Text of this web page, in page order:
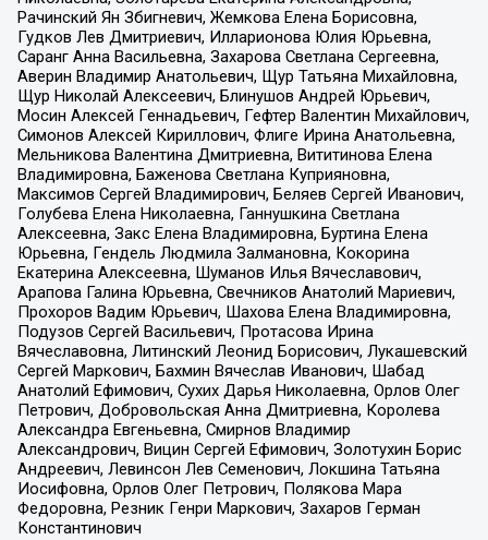
Рачинский Ян Збигневич, Жемкова Елена Борисовна,
Гудков Лев Дмитриевич, Илларионова Юлия Юрьевна,
Саранг Анна Васильевна, Захарова Светлана Сергеевна,
Аверин Владимир Анатольевич, Щур Татьяна Михайловна,
Щур Николай Алексеевич, Блинушов Андрей Юрьевич,
Мосин Алексей Геннадьевич, Гефтер Валентин Михайлович,
Симонов Алексей Кириллович, Флиге Ирина Анатольевна,
Мельникова Валентина Дмитриевна, Вититинова Елена
Владимировна, Баженова Светлана Куприяновна,
Максимов Сергей Владимирович, Беляев Сергей Иванович,
Голубева Елена Николаевна, Ганнушкина Светлана
Алексеевна, Закс Елена Владимировна, Буртина Елена
Юрьевна, Гендель Людмила Залмановна, Кокорина
Екатерина Алексеевна, Шуманов Илья Вячеславович,
Арапова Галина Юрьевна, Свечников Анатолий Мариевич,
Прохоров Вадим Юрьевич, Шахова Елена Владимировна,
Подузов Сергей Васильевич, Протасова Ирина
Вячеславовна, Литинский Леонид Борисович, Лукашевский
Сергей Маркович, Бахмин Вячеслав Иванович, Шабад
Анатолий Ефимович, Сухих Дарья Николаевна, Орлов Олег
Петрович, Добровольская Анна Дмитриевна, Королева
Александра Евгеньевна, Смирнов Владимир
Александрович, Вицин Сергей Ефимович, Золотухин Борис
Андреевич, Левинсон Лев Семенович, Локшина Татьяна
Иосифовна, Орлов Олег Петрович, Полякова Мара
Федоровна, Резник Генри Маркович, Захаров Герман
Константинович